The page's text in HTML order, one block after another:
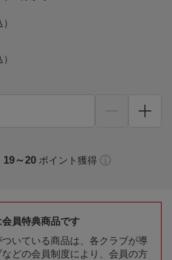
19～20 ポイント獲得
員特典商品です
ついている商品は、各クラブが導
どの会員制度により、会員の方